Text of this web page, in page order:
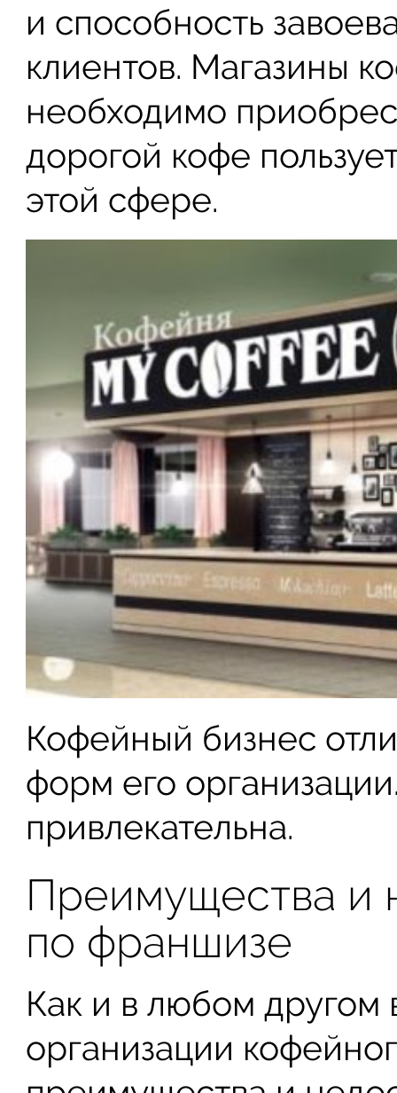
и способность
клиентов. Магазины
необходимо
дорогой кофе
этой сфере.
Кофейный бизнес
форм его
привлекательна.
Преимущества и
по франшизе
Как и в любом другом
организации